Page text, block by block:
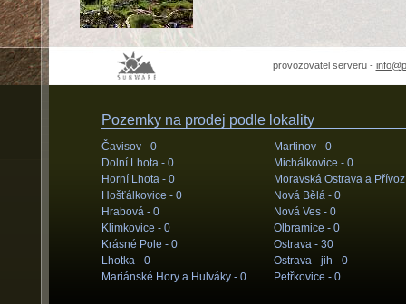
provozovatel serveru -
Pozemky na prodej podle lokality
Čavisov - 0
Dolní Lhota - 0
Horní Lhota - 0
Hošťálkovice - 0
Hrabová - 0
Klimkovice - 0
Krásné Pole - 0
Lhotka - 0
Mariánské Hory a Hulváky - 0
Martinov - 0
Michálkovice - 0
Moravská Ostrava a
Nová Bělá - 0
Nová Ves - 0
Olbramice - 0
Ostrava - 30
Ostrava - jih - 0
Petřkovice - 0